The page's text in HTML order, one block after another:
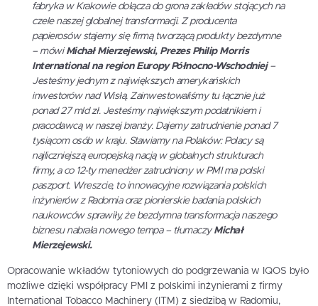
fabryka w Krakowie dołącza do grona zakładów stojących na
czele naszej globalnej transformacji. Z producenta
papierosów stajemy się firmą tworzącą produkty bezdymne
– mówiMichał Mierzejewski, Prezes Philip Morris
International na region Europy Północno-Wschodniej–
Jesteśmy jednym z największych amerykańskich
inwestorów nad Wisłą. Zainwestowaliśmy tu łącznie już
ponad 27 mld zł. Jesteśmy największym podatnikiem i
pracodawcą w naszej branży. Dajemy zatrudnienie ponad 7
tysiącom osób w kraju. Stawiamy na Polaków: Polacy są
najliczniejszą europejską nacją w globalnych strukturach
firmy, a co 12-ty menedżer zatrudniony w PMI ma polski
paszport. Wreszcie, to innowacyjne rozwiązania polskich
inżynierów z Radomia oraz pionierskie badania polskich
naukowców sprawiły, że bezdymna transformacja naszego
biznesu nabrała nowego tempa – tłumaczy Michał
Mierzejewski.
Opracowanie wkładów tytoniowych do podgrzewania w IQOS było
możliwe dzięki współpracy PMI z polskimi inżynierami z firmy
International Tobacco Machinery (ITM) z siedzibą w Radomiu,